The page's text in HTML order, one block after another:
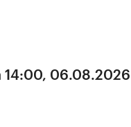
14:00, 06.08.2026